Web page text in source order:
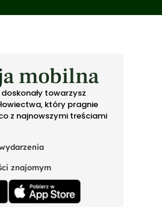
mobilna
towarzysz
który pragnie
z najnowszymi treściami
znajomym